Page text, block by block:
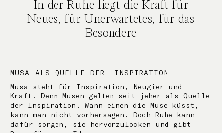
In der Ruhe liegt die Kraft für
Neues, für Unerwartetes, für das
Besondere
MUSA ALS QUELLE DER INSPIRATION
Musa steht für Inspiration, Neugier und
Kraft. Denn Musen gelten seit jeher als Quelle
der Inspiration. Wann einen die Muse küsst,
kann man nicht vorhersagen. Doch Ruhe kann
dafür sorgen, sie hervorzulocken und gibt